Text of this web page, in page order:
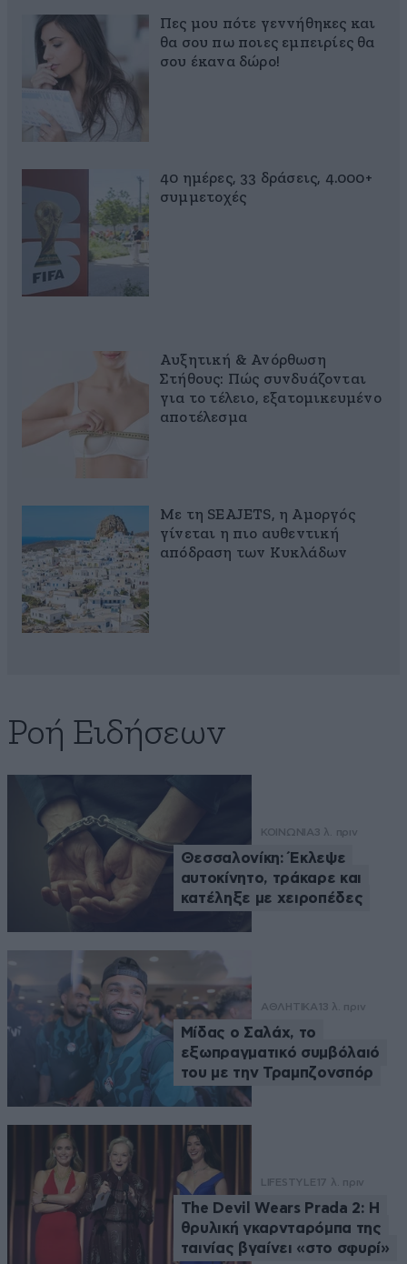
Πες μου πότε γεννήθηκες και
θα σου πω ποιες εμπειρίες θα
σου έκανα δώρο!
40 ημέρες, 33 δράσεις, 4.000+
συμμετοχές
Αυξητική & Ανόρθωση
Στήθους: Πώς συνδυάζονται
για το τέλειο, εξατομικευμένο
αποτέλεσμα
Με τη SEAJETS, η Αμοργός
γίνεται η πιο αυθεντική
απόδραση των Κυκλάδων
Ροή Ειδήσεων
ΚΟΙΝΩΝΙΑ3 λ. πριν
Θεσσαλονίκη: Έκλεψε
αυτοκίνητο, τράκαρε και
κατέληξε με χειροπέδες
ΑΘΛΗΤΙΚΑ 13 λ. πριν
Μίδας ο Σαλάχ, το
εξωπραγματικό συμβόλαιό
του με την Τραμπζονσπόρ
LIFESTYLE 17 λ. πριν
The Devil Wears Prada 2: Η
θρυλική γκαρνταρόμπα της
ταινίας βγαίνει «στο σφυρί»